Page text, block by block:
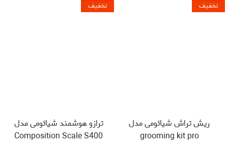
تخفیف
ریش تراش شیائومی مدل
grooming kit pro
تخفیف
ترازو هوشمند شیائومی مدل
Composition Scale S400